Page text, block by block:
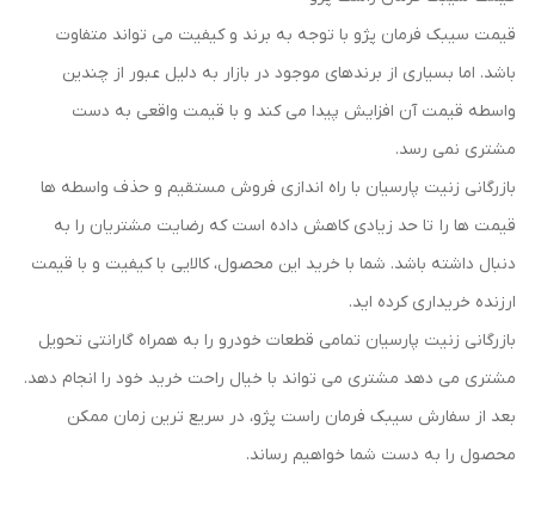
قیمت سیبک فرمان پژو با توجه به برند و کیفیت می تواند متفاوت
باشد. اما بسیاری از برندهای موجود در بازار به دلیل عبور از چندین
واسطه قیمت آن افزایش پیدا می کند و با قیمت واقعی به دست
مشتری نمی رسد.
بازرگانی زنیت پارسیان با راه اندازی فروش مستقیم و حذف واسطه ها
قیمت ها را تا حد زیادی کاهش داده است که رضایت مشتریان را به
دنبال داشته باشد. شما با خرید این محصول، کالایی با کیفیت و با قیمت
ارزنده خریداری کرده اید.
بازرگانی زنیت پارسیان تمامی قطعات خودرو را به همراه گارانتی تحویل
مشتری می دهد مشتری می تواند با خیال راحت خرید خود را انجام دهد.
بعد از سفارش سیبک فرمان راست پژو، در سریع ترین زمان ممکن
محصول را به دست شما خواهیم رساند.